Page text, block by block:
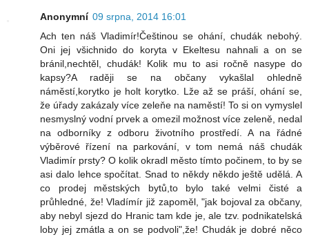
Anonymní 09 srpna, 2014 16:01
Ach ten náš Vladimír!Češtinou se ohání, chudák nebohý.
Oni jej všichnido do koryta v Ekeltesu nahnali a on se
bránil,nechtěl, chudák! Kolik mu to asi ročně nasype do
kapsy?A raději se na občany vykašlal ohledně
náměstí,korytko je holt korytko. Lže až se práší, ohání se,
že úřady zakázaly více zeleňe na naměstí! To si on vymyslel
nesmyslný vodní prvek a omezil možnost více zeleně, nedal
na odborníky z odboru životního prostředí. A na řádné
výběrové řízení na parkování, v tom nemá náš chudák
Vladimír prsty? O kolik okradl město tímto počinem, to by se
asi dalo lehce spočítat. Snad to někdy někdo ještě udělá. A
co prodej městských bytů,to bylo také velmi čisté a
průhledné, že! Vladímír již zapoměl, "jak bojoval za občany,
aby nebyl sjezd do Hranic tam kde je, ale tzv. podnikatelská
loby jej zmátla a on se podvoli",že! Chudák je dobré něco